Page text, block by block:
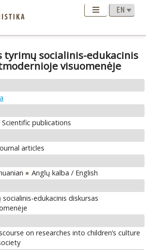
tyrimų socialinis-edukacinis
visuomenėje
publications
articles
Anglų kalba / English
edukacinis diskursas
on researches into children’s culture